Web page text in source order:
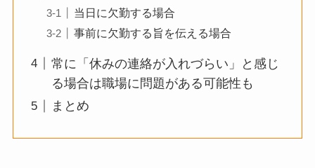
当日に欠勤する場合
事前に欠勤する旨を伝える場合
常に「休みの連絡が入れづらい」と感じ
る場合は職場に問題がある可能性も
まとめ